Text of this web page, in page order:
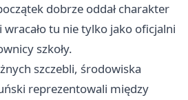
dobrze oddał charakter
tu nie tylko jako oficjalni
szkoły.
szczebli, środowiska
reprezentowali między